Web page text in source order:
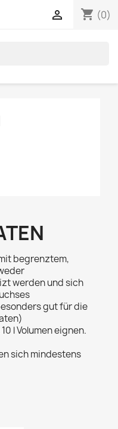
shopping_cart (0)

begrenztem,
werden und sich
gut für die
l Volumen eignen.
sich mindestens